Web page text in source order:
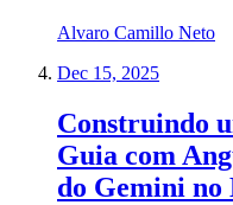
Alvaro Camillo Neto
Dec 15, 2025
Construindo
Guia com
do Gemini no